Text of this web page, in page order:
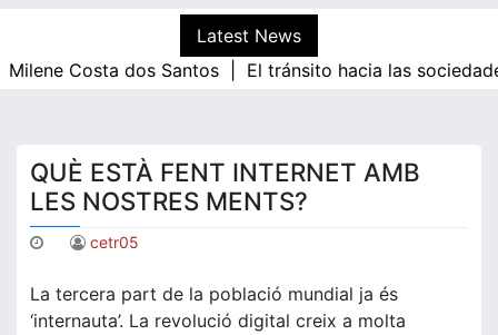
Latest News
Costa dos Santos |El tránsito hacia las sociedades
QUÈ ESTÀ FENT INTERNET AMB
LES NOSTRES MENTS?
cetr05
La tercera part de la població mundial ja és
‘internauta’. La revolució digital creix a molta